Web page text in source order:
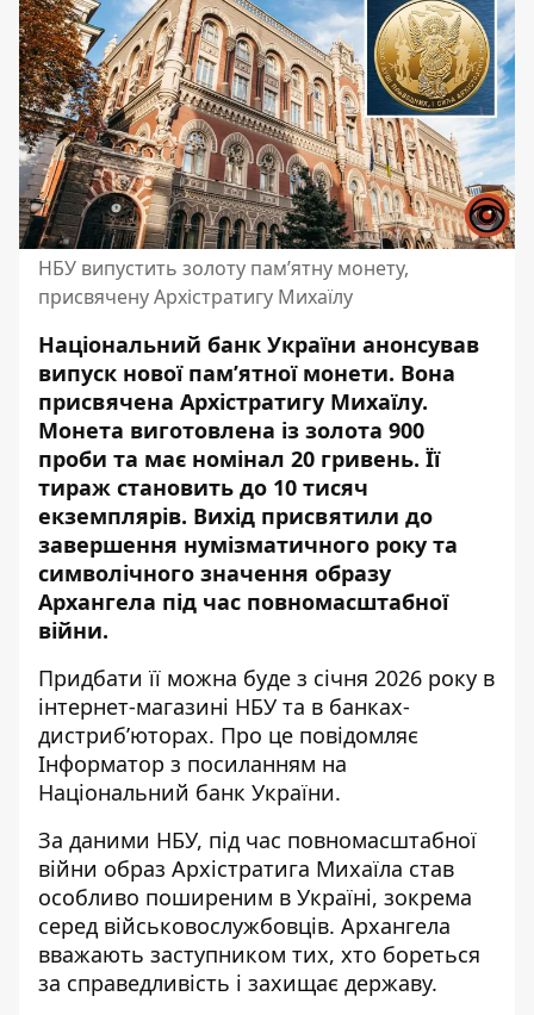
НБУ випустить золоту пам’ятну монету,
присвячену Архістратигу Михаїлу
Національний банк України анонсував
випуск нової пам’ятної монети. Вона
присвячена Архістратигу Михаїлу.
Монета виготовлена із золота 900
проби та має номінал 20 гривень. Її
тираж становить до 10 тисяч
екземплярів. Вихід присвятили до
завершення нумізматичного року та
символічного значення образу
Архангела під час повномасштабної
війни.
Придбати її можна буде з січня 2026 року в
інтернет-магазині НБУ та в банках-
дистриб’юторах. Про це повідомляє
Інформатор з посиланням на
Національний банк України.
За даними НБУ, під час повномасштабної
війни образ Архістратига Михаїла став
особливо поширеним в Україні, зокрема
серед військовослужбовців. Архангела
вважають заступником тих, хто бореться
за справедливість і захищає державу.